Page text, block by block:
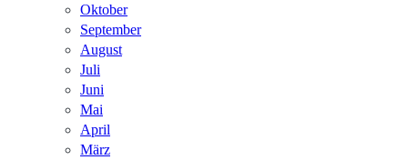
Oktober
September
August
Juli
Juni
Mai
April
März